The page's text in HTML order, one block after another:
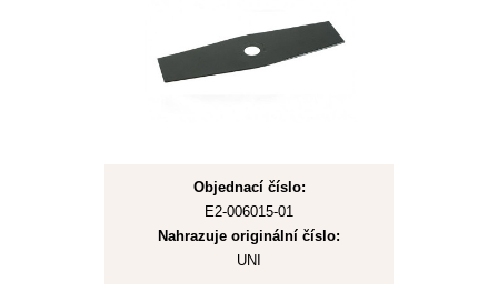
Objednací číslo:
E2-006015-01
Nahrazuje originální číslo:
UNI